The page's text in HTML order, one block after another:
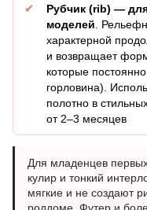
Рубчик (rib) —
моделей.
характерной
и возвращает
которые
горловина).
полотно в
от 2–3 месяцев
Для младенцев
кулир и тонкий
мягкие и не создают